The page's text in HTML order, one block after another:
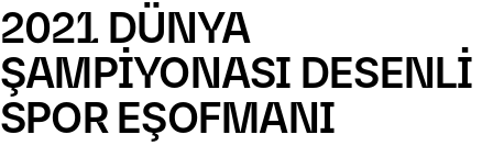
2021 DÜNYA
ŞAMPİYONASI DESENLİ
SPOR EŞOFMANI